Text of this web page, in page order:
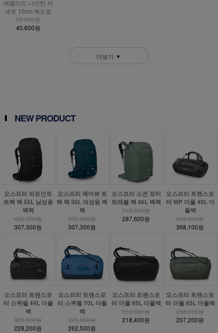
에델리드 나인틴 지
세트 10cm 퀵드로
58,000원
40,600원
더보기 ▼
NEW PRODUCT
오스프리 파포인트
트랙 팩 55L 남성용
백팩
439,000원
307,300원
오스프리 페어뷰 트
랙 팩 50L 여성용 백
팩
439,000원
307,300원
오스프리 소전 포터
트래블 팩 46L 백팩
319,500원
287,600원
오스프리 트랜스포
터 WP 더플 40L 더
플백
409,000원
368,100원
오스프리 트랜스포
터 스퀴펠 44L 더플
백
326,000원
228,200원
오스프리 트랜스포
터 스퀴펠 70L 더플
백
375,000원
262,500원
오스프리 트랜스포
터 더플 95L 더플백
312,000원
218,400원
오스프리 트랜스포
터 더플 65L 더플백
296,000원
207,200원